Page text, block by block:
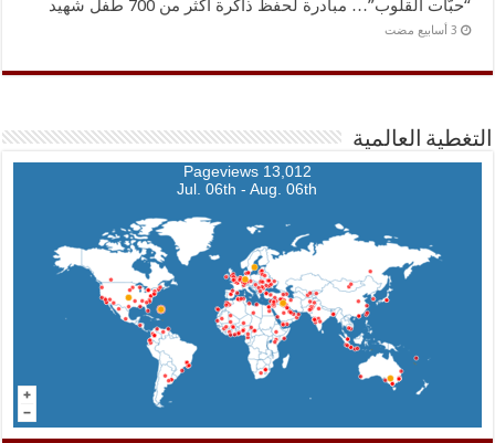
“حبّات القلوب”… مبادرة لحفظ ذاكرة أكثر من 700 طفل شهيد
التغطية العالمية
13,012 Pageviews
Jul. 06th - Aug. 06th